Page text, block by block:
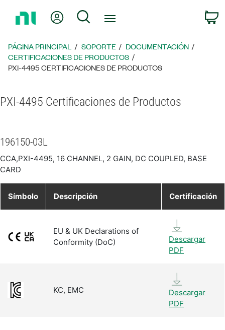
página
principal
Mi cuentaBúsqueda
PÁGINA PRINCIPAL SOPORTE
DOCUMENTACIÓN
CERTIFICACIONES DE PRODUCTOS
PXI-4495 CERTIFICACIONES DE PRODUCTOS
PXI-4495 Certificaciones de Productos
196150-03L
CCA,PXI-4495, 16 CHANNEL, 2 GAIN, DC COUPLED, BASE
CARD
Símbolo Descripción Certificación
EU & UK Declarations of
Conformity (DoC)
Descargar
PDF
KC, EMC
Descargar
PDF